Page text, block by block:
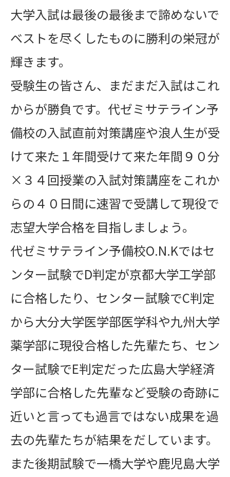
大学入試は最後の最後まで諦めないで
ベストを尽くしたものに勝利の栄冠が
輝きます。
受験生の皆さん、まだまだ入試はこれ
からが勝負です。代ゼミサテライン予
備校の入試直前対策講座や浪人生が受
けて来た１年間受けて来た年間９０分
×３４回授業の入試対策講座をこれか
らの４０日間に速習で受講して現役で
志望大学合格を目指しましょう。
代ゼミサテライン予備校O.N.Kではセ
ンター試験でD判定が京都大学工学部
に合格したり、センター試験でC判定
から大分大学医学部医学科や九州大学
薬学部に現役合格した先輩たち、セン
ター試験でE判定だった広島大学経済
学部に合格した先輩など受験の奇跡に
近いと言っても過言ではない成果を過
去の先輩たちが結果をだしています。
また後期試験で一橋大学や鹿児島大学